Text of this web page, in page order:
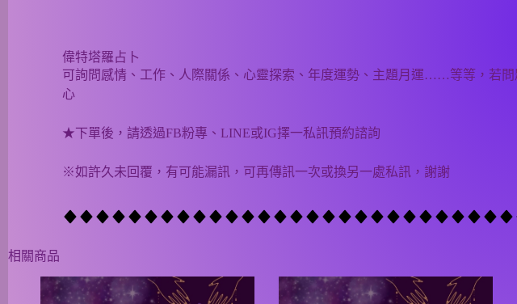
偉特塔羅占卜
可詢問感情、工作、人際關係、心靈探索、年度運勢、主題月運……等等，若
心
★下單後，請透過FB粉專、LINE或IG擇一私訊預約諮詢
※如許久未回覆，有可能漏訊，可再傳訊一次或換另一處私訊，謝謝
相關商品